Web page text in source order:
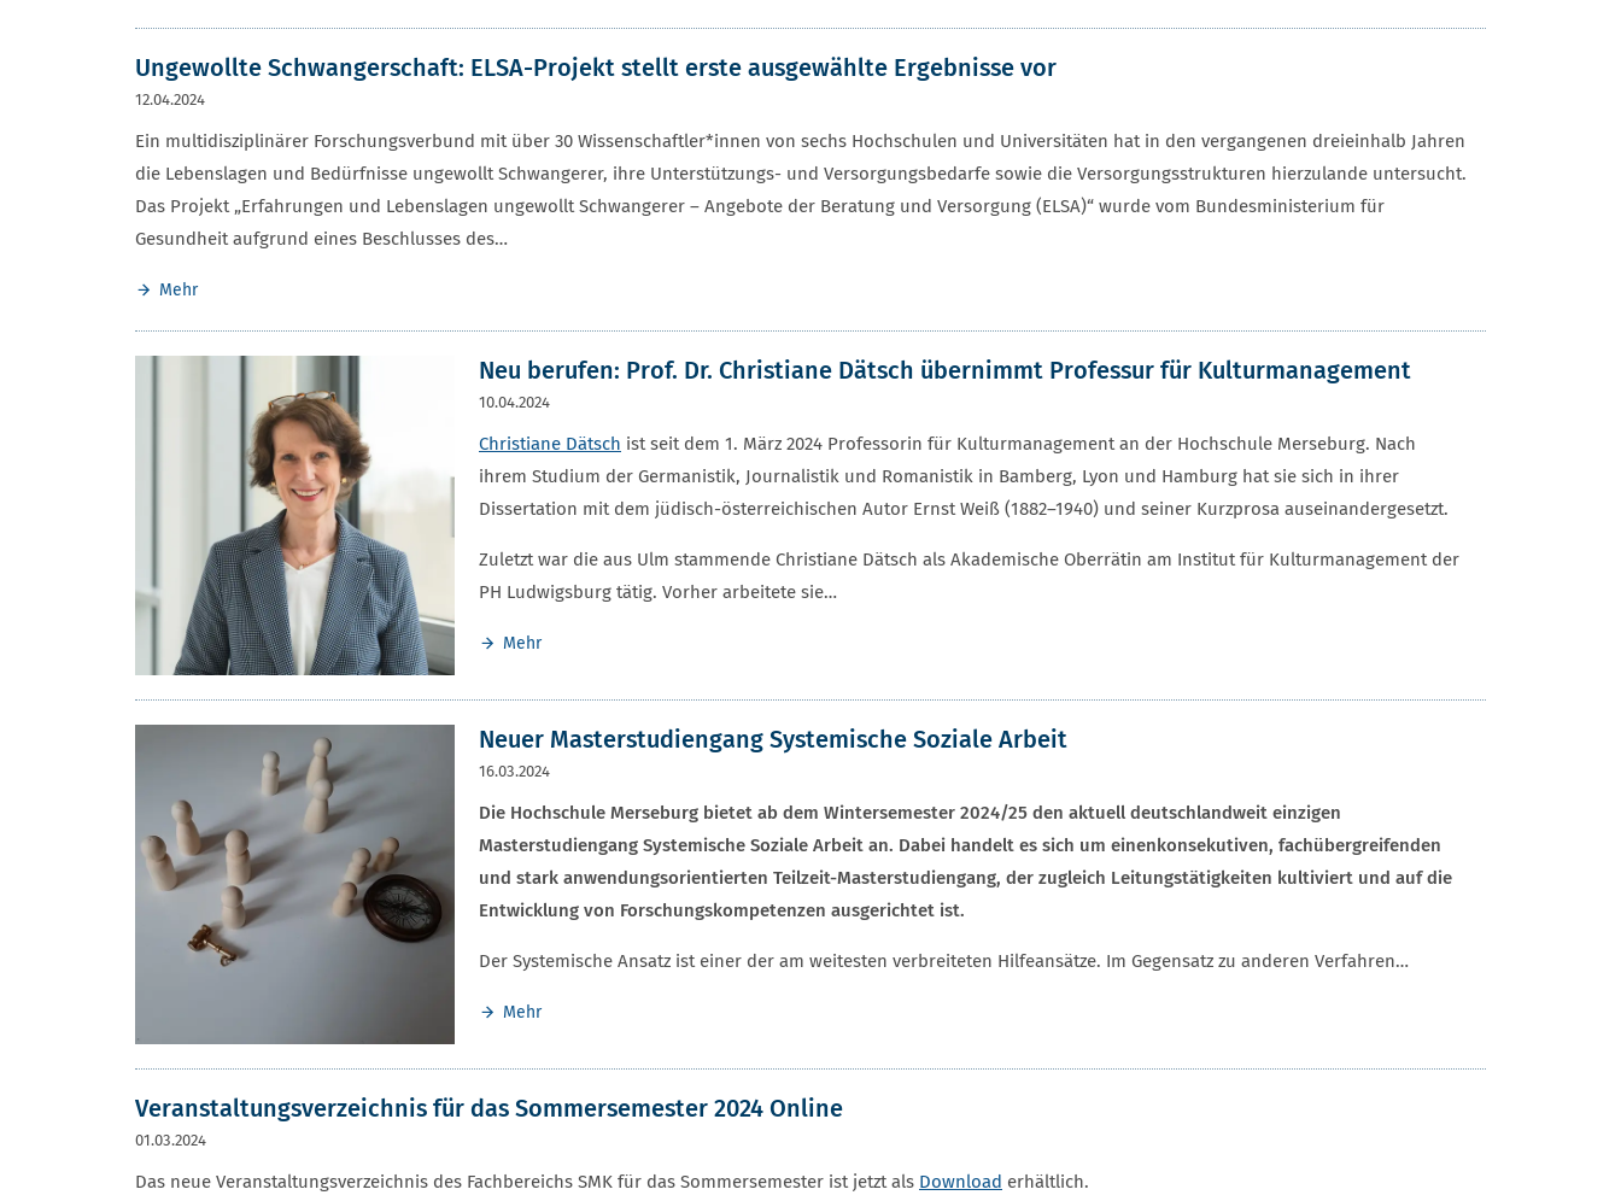
Ungewollte Schwangerschaft: ELSA-Projekt stellt erste ausgewählte Ergebnisse vor
12.04.2024
Ein multidisziplinärer Forschungsverbund mit über 30 Wissenschaftler*innen von sechs Hochschulen und Universitäten hat in den vergangenen dreieinhalb Jahren
die Lebenslagen und Bedürfnisse ungewollt Schwangerer, ihre Unterstützungs- und Versorgungsbedarfe sowie die Versorgungsstrukturen hierzulande untersucht.
Das Projekt „Erfahrungen und Lebenslagen ungewollt Schwangerer – Angebote der Beratung und Versorgung (ELSA)“ wurde vom Bundesministerium für
Gesundheit aufgrund eines Beschlusses des…
Mehr
Neu berufen: Prof. Dr. Christiane Dätsch übernimmt Professur für Kulturmanagement
10.04.2024
Christiane Dätsch ist seit dem 1. März 2024 Professorin für Kulturmanagement an der Hochschule Merseburg. Nach
ihrem Studium der Germanistik, Journalistik und Romanistik in Bamberg, Lyon und Hamburg hat sie sich in ihrer
Dissertation mit dem jüdisch-österreichischen Autor Ernst Weiß (1882–1940) und seiner Kurzprosa auseinandergesetzt.
Zuletzt war die aus Ulm stammende Christiane Dätsch als Akademische Oberrätin am Institut für Kulturmanagement der
PH Ludwigsburg tätig. Vorher arbeitete sie…
Mehr
Neuer Masterstudiengang Systemische Soziale Arbeit
16.03.2024
Die Hochschule Merseburg bietet ab dem Wintersemester 2024/25 den aktuell deutschlandweit einzigen
Masterstudiengang Systemische Soziale Arbeit an. Dabei handelt es sich um einen konsekutiven, fachübergreifenden
und stark anwendungsorientierten Teilzeit-Masterstudiengang, der zugleich Leitungstätigkeiten kultiviert und auf die
Entwicklung von Forschungskompetenzen ausgerichtet ist.
Der Systemische Ansatz ist einer der am weitesten verbreiteten Hilfeansätze. Im Gegensatz zu anderen Verfahren…
Mehr
Veranstaltungsverzeichnis für das Sommersemester 2024 Online
01.03.2024
Das neue Veranstaltungsverzeichnis des Fachbereichs SMK für das Sommersemester ist jetzt als Download erhältlich.